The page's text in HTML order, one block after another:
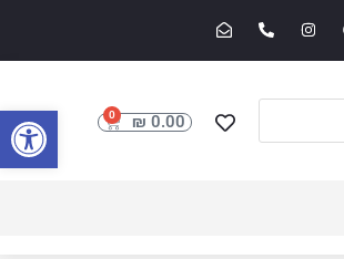
₪ 0.00
0 פתח